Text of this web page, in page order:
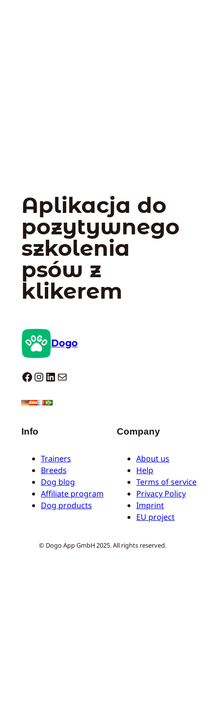
Aplikacja do
pozytywnego
szkolenia
psów z
klikerem
Dogo
Dogo facebook InstagramLinkedIn Mail
Info
Trainers
Breeds
Dog blog
Affiliate program
Dog products
Company
About us
Help
Terms of service
Privacy Policy
Imprint
EU project
© Dogo App GmbH 2025. All rights reserved.